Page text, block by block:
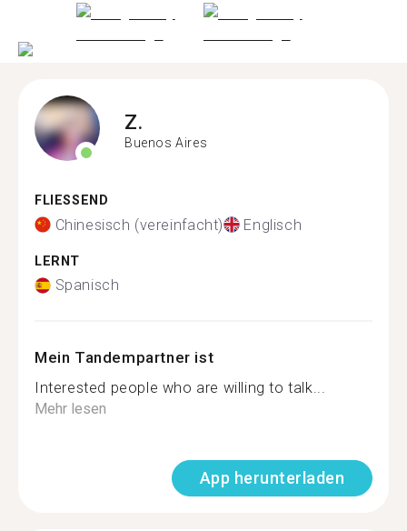
Z.
Buenos Aires
FLIESSEND
Chinesisch (vereinfacht) Englisch
LERNT
Spanisch
Mein Tandempartner ist
Interested people who are willing to talk...
Mehr lesen
App herunterladen